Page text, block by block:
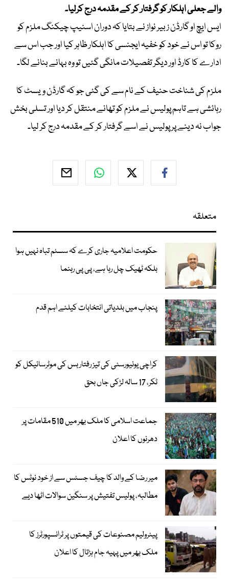
والے جعلی اہلکار کو گرفتار کر کے مقدمہ درج کرلیا۔
ایس ایچ او گارڈن زبیر نواز نے بتایا کہ دوران اسنیپ چیکنگ ملزم کو
روکا تو اس نے خود کو خفیہ ایجنسی کا اہلکار ظاہر کیا اور جب اس سے
ادارے کا کارڈ اور دیگر تفصیلات مانگی گئیں تو وہ بہانے بنانے لگا۔
ملزم کی شناخت حنیف کے نام سے کی گئی جو کہ گارڈن ویسٹ کا
رہائشی ہے تاہم پولیس نے ملزم کو تھانے منتقل کر دیا اور تسلی بخش
جواب نہ دینے پر پولیس نے اسے گرفتار کر کے مقدمہ درج کر لیا۔
متعلقہ
حکومت اعلامیہ جاری کرے کہ سسٹم تباہ نہیں ہوا
بلکہ ٹھیک چل رہا ہے، پی پی رہنما
پنجاب میں بلدیاتی انتخابات کیلئے اہم قدم
کراچی یونیورسٹی کی تیز رفتار بس کی موٹرسائیکل کو
ٹکر، 17 سالہ لڑکی جاں بحق
جماعت اسلامی کا ملک بھر میں 510 مقامات پر
دھرنوں کا اعلان
میر رضا کے والد کا چیف جسٹس سے از خود نوٹس کا
مطالبہ، پولیس تفتیش پر سنگین سوالات اٹھا دیے
پیٹرولیم مصنوعات کی قیمتوں پر ٹرانسپورٹرز کا
ملک بھر میں پہیہ جام ہڑتال کا اعلان